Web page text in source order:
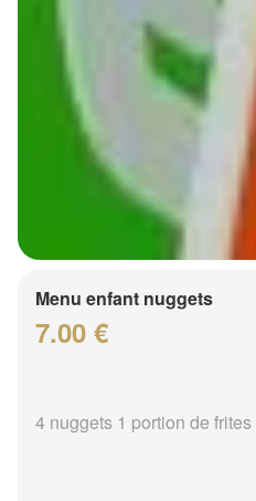
Menu enfant nuggets
7.00 €
4 nuggets 1 portion de